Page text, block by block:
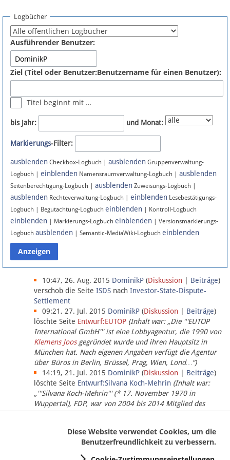
Fördermitglied werden
Fehler melden
Newsletter
Bluesky
Facebook
Instagram
Anmelden
Datenschutz
Über Lobbypedia
Impressum
Logbücher
Ausführender Benutzer:
Ziel (Titel oder Benutzer:Benutzername für einen Benutzer):
Titel beginnt mit …
bis Jahr: und Monat:
Markierungs-Filter:
ausblenden Checkbox-Logbuch | ausblenden Gruppenverwaltung-
Logbuch | einblenden Namensraumverwaltung-Logbuch | ausblenden
Seitenberechtigung-Logbuch | ausblenden Zuweisungs-Logbuch |
ausblenden Rechteverwaltung-Logbuch | einblenden Lesebestätigungs-
Logbuch | Begutachtung-Logbuch einblenden | Kontroll-Logbuch
einblenden | Markierungs-Logbuch einblenden | Versionsmarkierungs-
Logbuch ausblenden | Semantic-MediaWiki-Logbuch einblenden
10:47, 26. Aug. 2015 DominikP (Diskussion Beiträge)
verschob die Seite ISDS nach Investor-State-Dispute-
Settlement
09:21, 27. Jul. 2015 DominikP (Diskussion Beiträge)
löschte Seite Entwurf:EUTOP (Inhalt war: „Die '''EUTOP
International GmbH''' ist eine Lobbyagentur, die 1990 von
Klemens Joosgegründet wurde und ihren Hauptsitz in
München hat. Nach eigenen Angaben verfügt die Agentur
über Büros in Berlin, Brüssel, Prag, Wien, Lond…“)
14:19, 21. Jul. 2015 DominikP (Diskussion Beiträge)
löschte Seite Entwurf:Silvana Koch-Mehrin (Inhalt war:
„'''Silvana Koch-Mehrin''' (* 17. November 1970 in
Wuppertal), FDP, war von 2004 bis 2014 Mitglied des
Europäischen Parlaments, seit November 2014 ist sie für
Diese Website verwendet Cookies, um die
Benutzerfreundlichkeit zu verbessern.